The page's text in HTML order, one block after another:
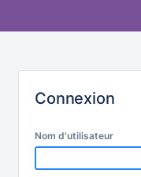
Connexion
Nom d'utilisateur